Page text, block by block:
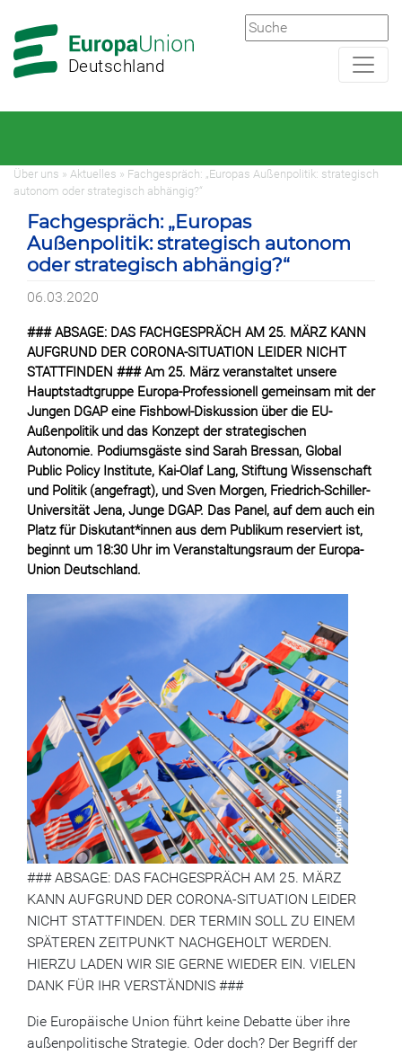
Hauptnavigation
Hauptbereich
Deutschland
Über uns » Aktuelles » Fachgespräch: „Europas Außenpolitik: strategisch
autonom oder strategisch abhängig?“
Fachgespräch: „Europas
Außenpolitik: strategisch autonom
oder strategisch abhängig?“
06.03.2020
### ABSAGE: DAS FACHGESPRÄCH AM 25. MÄRZ KANN
AUFGRUND DER CORONA-SITUATION LEIDER NICHT
STATTFINDEN ### Am 25. März veranstaltet unsere
Hauptstadtgruppe Europa-Professionell gemeinsam mit der
Jungen DGAP eine Fishbowl-Diskussion über die EU-
Außenpolitik und das Konzept der strategischen
Autonomie. Podiumsgäste sind Sarah Bressan, Global
Public Policy Institute, Kai-Olaf Lang, Stiftung Wissenschaft
und Politik (angefragt), und Sven Morgen, Friedrich-Schiller-
Universität Jena, Junge DGAP. Das Panel, auf dem auch ein
Platz für Diskutant*innen aus dem Publikum reserviert ist,
beginnt um 18:30 Uhr im Veranstaltungsraum der Europa-
Union Deutschland.
### ABSAGE: DAS FACHGESPRÄCH AM 25. MÄRZ
KANN AUFGRUND DER CORONA-SITUATION LEIDER
NICHT STATTFINDEN. DER TERMIN SOLL ZU EINEM
SPÄTEREN ZEITPUNKT NACHGEHOLT WERDEN.
HIERZU LADEN WIR SIE GERNE WIEDER EIN. VIELEN
DANK FÜR IHR VERSTÄNDNIS ###
Die Europäische Union führt keine Debatte über ihre
außenpolitische Strategie. Oder doch? Der Begriff der